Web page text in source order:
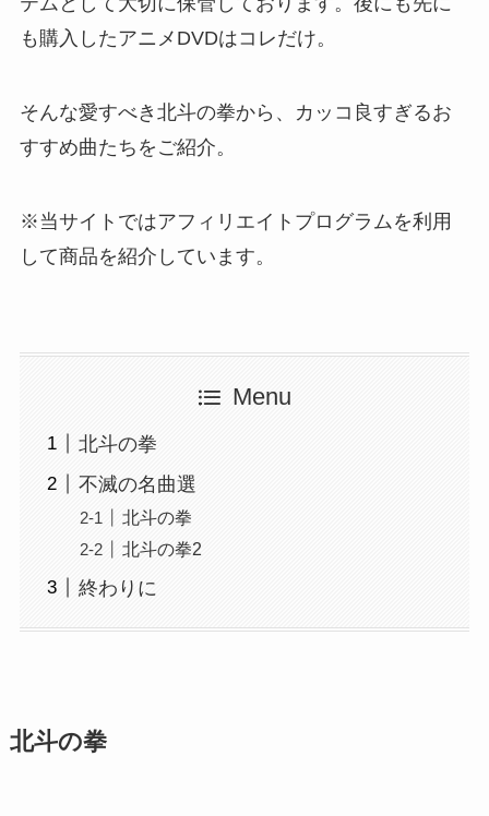
も購入したアニメDVDはコレだけ。
そんな愛すべき北斗の拳から、カッコ良すぎるお
すすめ曲たちをご紹介。
※当サイトではアフィリエイトプログラムを利用
して商品を紹介しています。
Menu
北斗の拳
不滅の名曲選
北斗の拳
北斗の拳2
終わりに
北斗の拳